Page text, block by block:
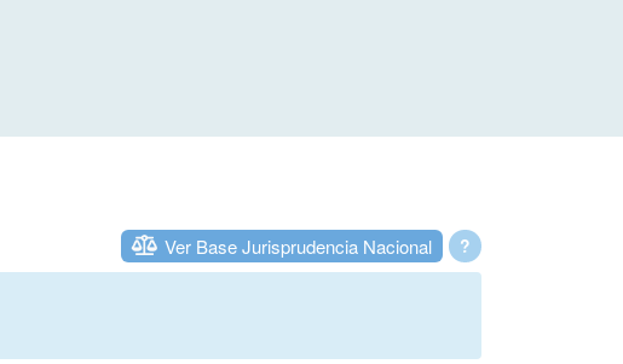
?
Ver Base Jurisprudencia Nacional